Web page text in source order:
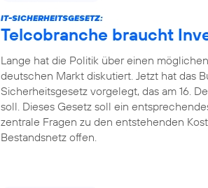
IT-SICHERHEITSGESETZ:
Telcobranche braucht
Lange hat die Politik über einen
deutschen Markt diskutiert. Jetzt hat das
Sicherheitsgesetz vorgelegt, das am 16.
soll. Dieses Gesetz soll ein
zentrale Fragen zu den entstehenden
Bestandsnetz offen.